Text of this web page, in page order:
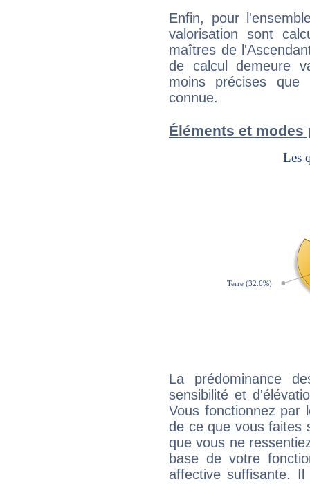
Enfin, pour
valorisation sont
maîtres de
de calcul demeure
moins précises que
connue.
Éléments et modes
La prédominance
sensibilité et
Vous fonctionnez
de ce que vous faites
que vous ne
base de votre
affective suffisante.